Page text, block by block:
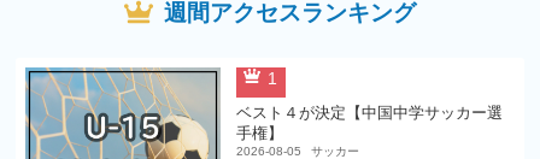
週間アクセスランキング
1
ベスト４が決定【中国中学サッカー選
手権】
2026-08-05 サッカー